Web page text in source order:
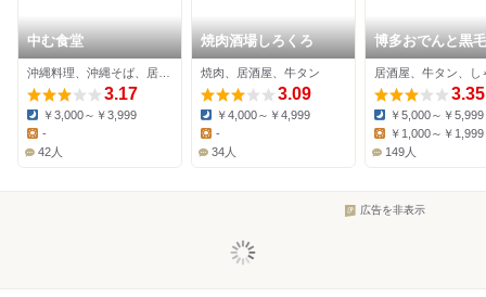
中む食堂
3.17
Dinner:
￥3,000～￥3,999
Lunch:
-
42人
焼肉酒場しろくろ
焼肉、居酒屋、牛タン
3.09
Dinner:
￥4,000～￥4,999
Lunch:
-
34人
博多おでんと黒
の店 くろこ
3.35
Dinner:
￥5,000～￥5,999
￥1,000～￥1,999
149人
広告を非表示